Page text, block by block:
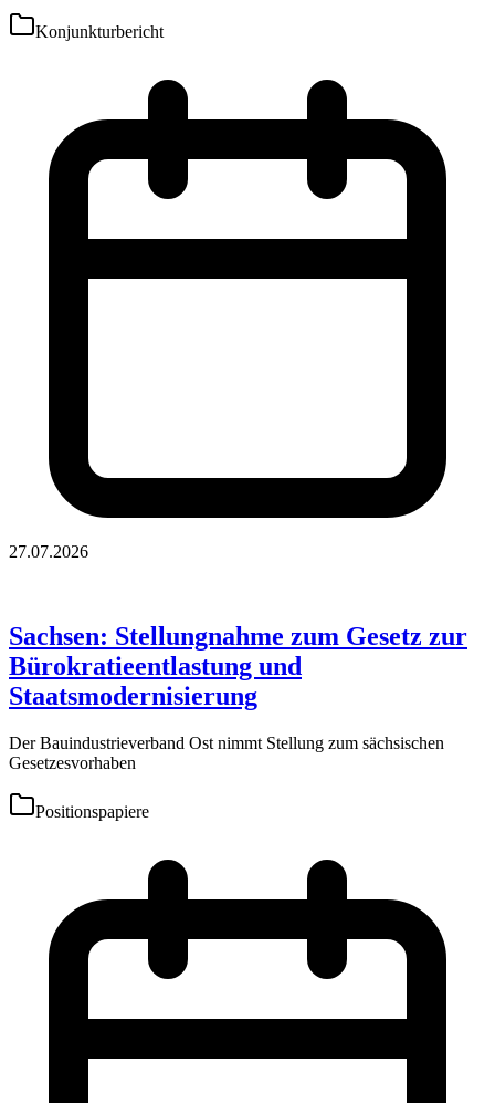
Konjunkturbericht
27.07.2026
Sachsen: Stellungnahme zum Gesetz zur
Bürokratieentlastung und
Staatsmodernisierung
Der Bauindustrieverband Ost nimmt Stellung zum sächsischen
Gesetzesvorhaben
Positionspapiere